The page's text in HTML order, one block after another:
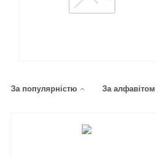
За популярністю За алфавітом